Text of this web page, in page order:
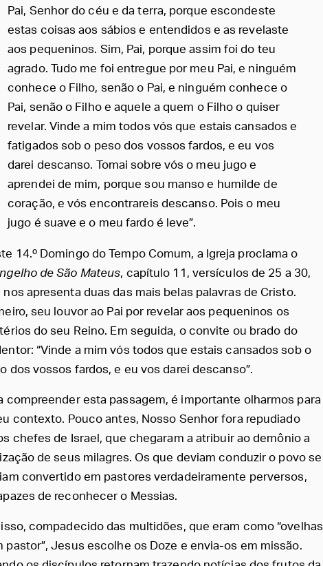
Pai, Senhor do céu e da terra, porque escondeste
estas coisas aos sábios e entendidos e as revelaste
aos pequeninos. Sim, Pai, porque assim foi do teu
agrado. Tudo me foi entregue por meu Pai, e ninguém
conhece o Filho, senão o Pai, e ninguém conhece o
Pai, senão o Filho e aquele a quem o Filho o quiser
revelar. Vinde a mim todos vós que estais cansados e
fatigados sob o peso dos vossos fardos, e eu vos
darei descanso. Tomai sobre vós o meu jugo e
aprendei de mim, porque sou manso e humilde de
coração, e vós encontrareis descanso. Pois o meu
jugo é suave e o meu fardo é leve”.
14.º Domingo do Tempo Comum, a Igreja proclama o
de São Mateus, capítulo 11, versículos de 25 a 30,
nos apresenta duas das mais belas palavras de Cristo.
seu louvor ao Pai por revelar aos pequeninos os
do seu Reino. Em seguida, o convite ou brado do
“Vinde a mim vós todos que estais cansados sob o
dos vossos fardos, e eu vos darei descanso”.
compreender esta passagem, é importante olharmos para
contexto. Pouco antes, Nosso Senhor fora repudiado
chefes de Israel, que chegaram a atribuir ao demônio a
de seus milagres. Os que deviam conduzir o povo se
convertido em pastores verdadeiramente perversos,
de reconhecer o Messias.
isso, compadecido das multidões, que eram como “ovelhas
pastor”, Jesus escolhe os Doze e envia-os em missão.